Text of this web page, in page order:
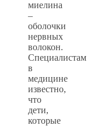
миелина
–
оболочки
нервных
волокон.
Специалистам
в
медицине
известно,
что
дети,
которые